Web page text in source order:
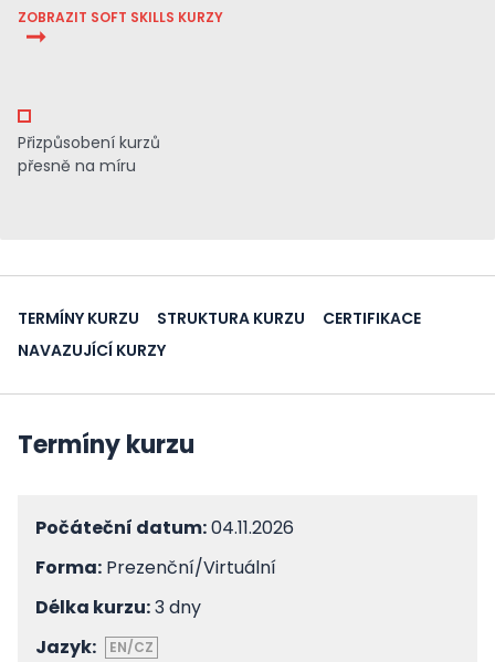
ZOBRAZIT SOFT SKILLS KURZY
Přizpůsobení kurzů
přesně na míru
TERMÍNY KURZU STRUKTURA KURZU
CERTIFIKACE
NAVAZUJÍCÍ KURZY
Termíny kurzu
Počáteční datum:04.11.2026
Forma: Prezenční/Virtuální
Délka kurzu:3 dny
Jazyk:
EN/CZ